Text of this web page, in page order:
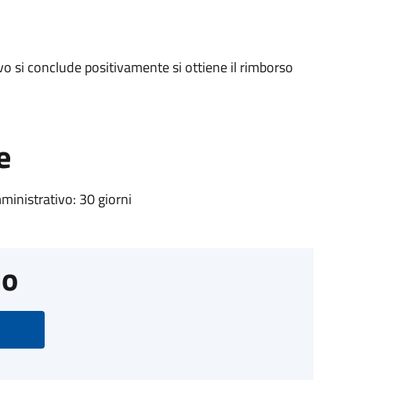
si conclude positivamente si ottiene il rimborso
30 giorni